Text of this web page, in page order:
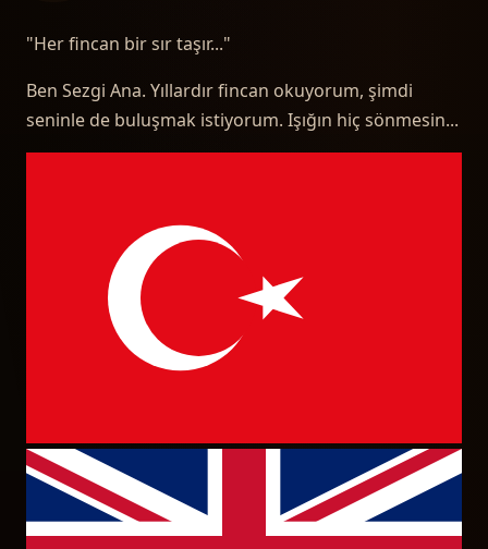
"Her fincan bir sır taşır..."
Ben Sezgi Ana. Yıllardır fincan okuyorum, şimdi
seninle de buluşmak istiyorum. Işığın hiç sönmesin...